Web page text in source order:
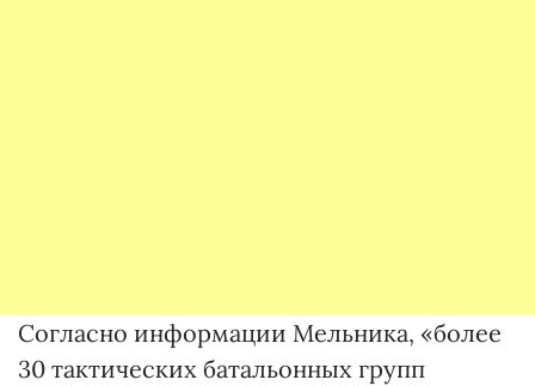
Согласно информации Мельника, «более
30 тактических батальонных групп